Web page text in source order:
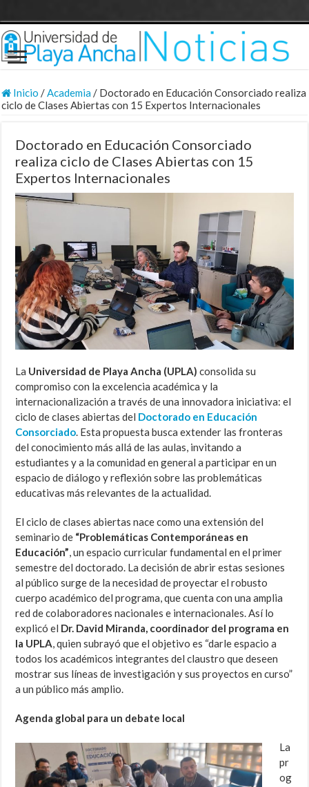
Inicio /Academia/ Doctorado en Educación Consorciado realiza
ciclo de Clases Abiertas con 15 Expertos Internacionales
Doctorado en Educación Consorciado
realiza ciclo de Clases Abiertas con 15
Expertos Internacionales
La Universidad de Playa Ancha (UPLA) consolida su
compromiso con la excelencia académica y la
internacionalización a través de una innovadora iniciativa: el
ciclo de clases abiertas del Doctorado en Educación
Consorciado. Esta propuesta busca extender las fronteras
del conocimiento más allá de las aulas, invitando a
estudiantes y a la comunidad en general a participar en un
espacio de diálogo y reflexión sobre las problemáticas
educativas más relevantes de la actualidad.
El ciclo de clases abiertas nace como una extensión del
seminario de “Problemáticas Contemporáneas en
Educación”, un espacio curricular fundamental en el primer
semestre del doctorado. La decisión de abrir estas sesiones
al público surge de la necesidad de proyectar el robusto
cuerpo académico del programa, que cuenta con una amplia
red de colaboradores nacionales e internacionales. Así lo
explicó el Dr. David Miranda, coordinador del programa en
la UPLA, quien subrayó que el objetivo es “darle espacio a
todos los académicos integrantes del claustro que deseen
mostrar sus líneas de investigación y sus proyectos en curso”
a un público más amplio.
Agenda global para un debate local
La
pr
og